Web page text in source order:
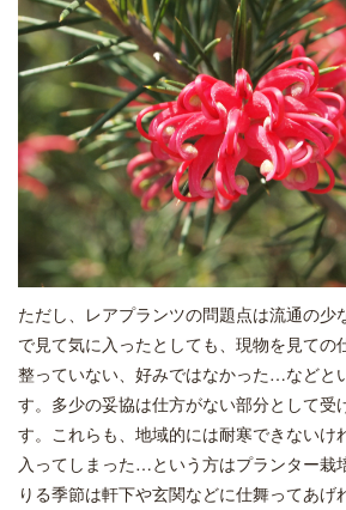
ただし、レアプランツの問題点は流通の少
で見て気に入ったとしても、現物を見ての
整っていない、好みではなかった…などと
す。多少の妥協は仕方がない部分として受
す。これらも、地域的には耐寒できないけ
入ってしまった…という方はプランター栽
りる季節は軒下や玄関などに仕舞ってあげ